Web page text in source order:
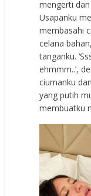
mengerti
Usapanku
membasahi
celana
tanganku.
ehmmm..’,
ciumanku
yang putih
membuatku